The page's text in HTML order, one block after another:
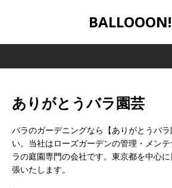
ありがとうバラ園芸
バラのガーデニングなら【ありがとうバ
い。当社はローズガーデンの管理・メン
ラの庭園専門の会社です。東京都を中心
張いたします。